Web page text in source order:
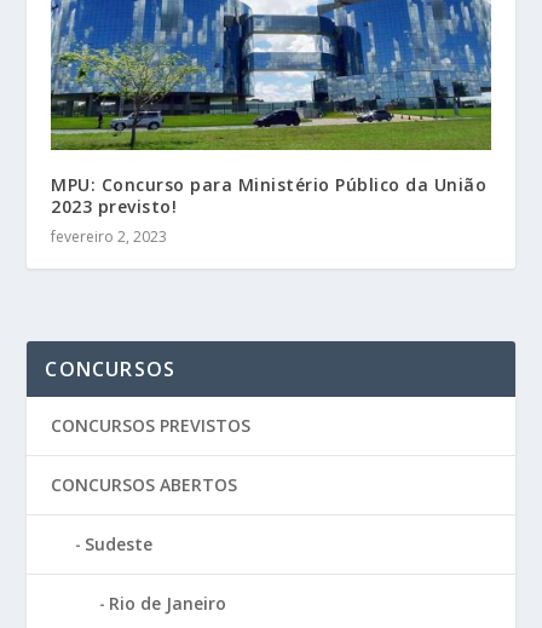
MPU: Concurso para Ministério Público da União
2023 previsto!
fevereiro 2, 2023
CONCURSOS
CONCURSOS PREVISTOS
CONCURSOS ABERTOS
Sudeste
Rio de Janeiro